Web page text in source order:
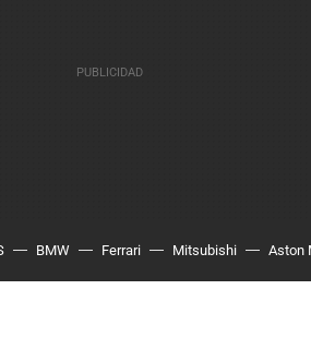
BMW Ferrari Mitsubishi Aston